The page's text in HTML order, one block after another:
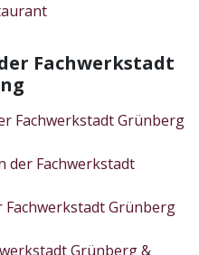
Fachwerkstadt
Fachwerkstadt Grünberg
der Fachwerkstadt
Grünberg
Grünberg &